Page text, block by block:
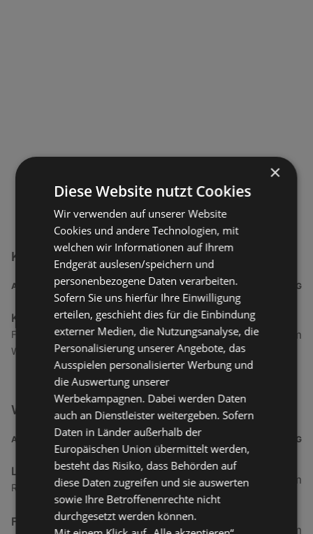
Klagenfurter Sezession Filialen in der Nähe
ADRESSE ENTFERNUNG
Klagenfurter Sezession
Flughafenstraße 8, 9020 Klagenfurt am
Wörthersee
368,92 km
Weitere Freizeit & Hobby Filialen in der Nähe
ADRESSE ENTFERNUNG
LIBRO
Rheinstraße 99b, top 5, 6971 Hard
6,28 km
Fressnapf
8,61 km
×
Diese Website nutzt Cookies
Wir verwenden auf unserer Website
Cookies und andere Technologien, mit
welchen wir Informationen auf Ihrem
Endgerät auslesen/speichern und
personenbezogene Daten verarbeiten.
Sofern Sie uns hierfür Ihre Einwilligung
erteilen, geschieht dies für die Einbindung
externer Medien, die Nutzungsanalyse, die
Personalisierung unserer Angebote, das
Ausspielen personalisierter Werbung und
die Auswertung unserer
Werbekampagnen. Dabei werden Daten
auch an Dienstleister weitergeben. Sofern
Daten in Länder außerhalb der
Europäischen Union übermittelt werden,
besteht das Risiko, dass Behörden auf
diese Daten zugreifen und sie auswerten
sowie Ihre Betroffenenrechte nicht
durchgesetzt werden können.